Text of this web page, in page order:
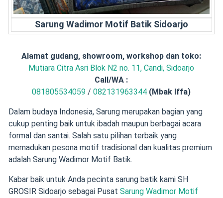
Sarung Wadimor Motif Batik Sidoarjo
Alamat gudang, showroom, workshop dan toko:
Mutiara Citra Asri Blok N2 no. 11, Candi, Sidoarjo
Call/WA :
081805534059 /082131963344 (Mbak Iffa)
Dalam budaya Indonesia, Sarung merupakan bagian yang
cukup penting baik untuk ibadah maupun berbagai acara
formal dan santai. Salah satu pilihan terbaik yang
memadukan pesona motif tradisional dan kualitas premium
adalah Sarung Wadimor Motif Batik.
Kabar baik untuk Anda pecinta sarung batik kami SH
GROSIR Sidoarjo sebagai Pusat Sarung Wadimor Motif